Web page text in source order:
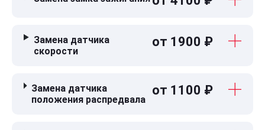
Замена датчика
скорости
от 1900 ₽
Замена датчика
положения распредвала
от 1100 ₽